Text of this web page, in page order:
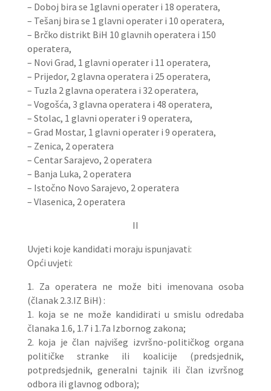
– Doboj bira se 1glavni operater i 18 operatera,
– Tešanj bira se 1 glavni operater i 10 operatera,
– Brčko distrikt BiH 10 glavnih operatera i 150
operatera,
– Novi Grad, 1 glavni operater i 11 operatera,
– Prijedor, 2 glavna operatera i 25 operatera,
– Tuzla 2 glavna operatera i 32 operatera,
– Vogošća, 3 glavna operatera i 48 operatera,
– Stolac, 1 glavni operater i 9 operatera,
– Grad Mostar, 1 glavni operater i 9 operatera,
– Zenica, 2 operatera
– Centar Sarajevo, 2 operatera
– Banja Luka, 2 operatera
– Istočno Novo Sarajevo, 2 operatera
– Vlasenica, 2 operatera
II
Uvjeti koje kandidati moraju ispunjavati:
Opći uvjeti:
1. Za operatera ne može biti imenovana osoba
(članak 2.3.IZ BiH) :
1. koja se ne može kandidirati u smislu odredaba
članaka 1.6, 1.7 i 1.7a Izbornog zakona;
2. koja je član najvišeg izvršno-političkog organa
političke stranke ili koalicije (predsjednik,
potpredsjednik, generalni tajnik ili član izvršnog
odbora ili glavnog odbora);